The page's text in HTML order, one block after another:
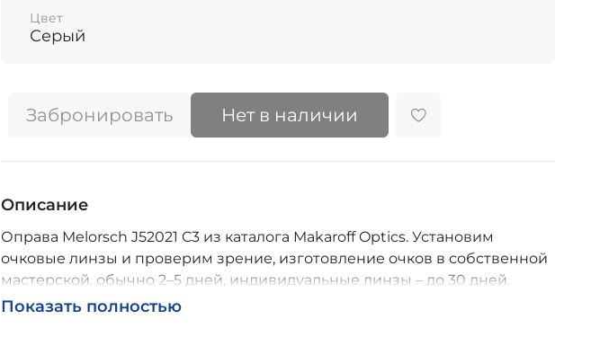
Цвет
Серый
Забронировать Нет в наличии
Описание
Оправа Melorsch J52021 C3 из каталога Makaroff Optics. Установим
очковые линзы и проверим зрение, изготовление очков в собственной
мастерской, обычно 2–5 дней, индивидуальные линзы – до 30 дней.
Возможна доставка по России.
Показать полностью